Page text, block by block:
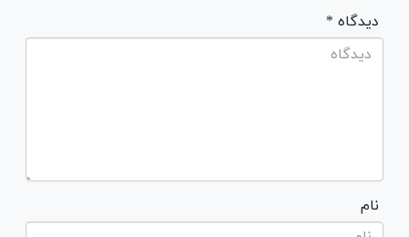
* دیدگاه
نام